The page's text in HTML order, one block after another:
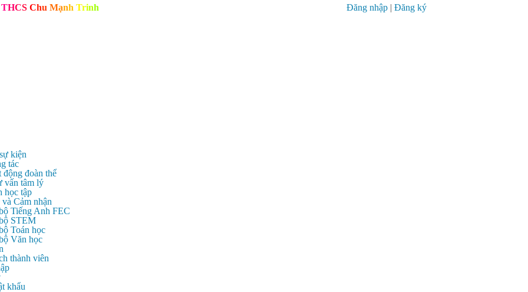
THCS Chu Mạnh Trinh Đăng nhập | Đăng ký
kiện
tác
động đoàn thể
vấn tâm lý
học tập
và Cảm nhận
Tiếng Anh FEC
STEM
Toán học
Văn học
thành viên
khẩu